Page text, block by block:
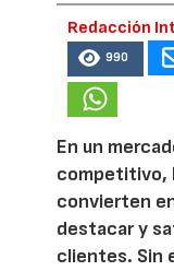
Redacción
990
En un
competitivo,
convierten
destacar y
clientes. Sin